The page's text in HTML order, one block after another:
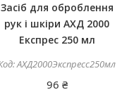
Засіб для оброблення
рук і шкіри АХД 2000
Експрес 250 мл
АХД2000Экспресс250мл
96 ₴